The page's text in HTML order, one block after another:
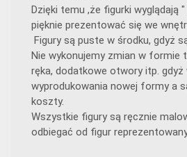
Dzięki temu ,że figurki wyglądają
pięknie prezentować się we
Figury są puste w środku, gdyż
Nie wykonujemy zmian w formie
ręka, dodatkowe otwory itp.
wyprodukowania nowej formy a
koszty.
Wszystkie figury są ręcznie
odbiegać od figur